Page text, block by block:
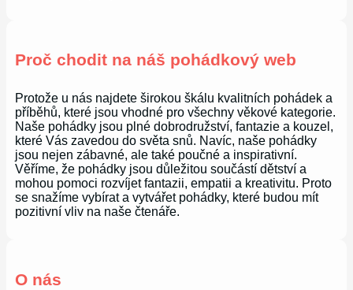
Proč chodit na náš pohádkový web
Protože u nás najdete širokou škálu kvalitních pohádek a
příběhů, které jsou vhodné pro všechny věkové kategorie.
Naše pohádky jsou plné dobrodružství, fantazie a kouzel,
které Vás zavedou do světa snů. Navíc, naše pohádky
jsou nejen zábavné, ale také poučné a inspirativní.
Věříme, že pohádky jsou důležitou součástí dětství a
mohou pomoci rozvíjet fantazii, empatii a kreativitu. Proto
se snažíme vybírat a vytvářet pohádky, které budou mít
pozitivní vliv na naše čtenáře.
O nás